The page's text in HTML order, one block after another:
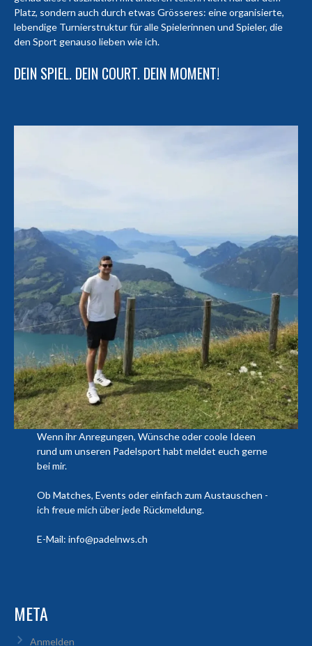
Platz, sondern auch durch etwas Grösseres: eine organisierte,
lebendige Turnierstruktur für alle Spielerinnen und Spieler, die
den Sport genauso lieben wie ich.
DEIN SPIEL. DEIN COURT. DEIN MOMENT!
Wenn ihr Anregungen, Wünsche oder coole Ideen
rund um unseren Padelsport habt meldet euch gerne
bei mir.
Ob Matches, Events oder einfach zum Austauschen -
ich freue mich über jede Rückmeldung.
E-Mail: info@padelnws.ch
META
Anmelden